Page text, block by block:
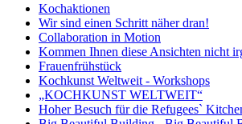
Kochaktionen
Wir sind einen Schritt näher dran!
Collaboration in Motion
Kommen Ihnen diese Ansichten nicht
Frauenfrühstück
Kochkunst Weltweit - Workshops
„KOCHKUNST WELTWEIT“
Hoher Besuch für die Refugees`